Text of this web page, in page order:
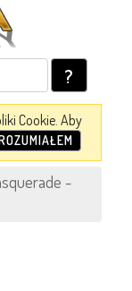
?
Cookie. Aby
-